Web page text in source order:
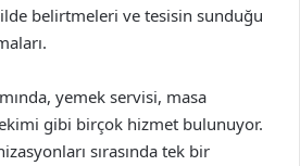
belirtmeleri ve tesisin sunduğu
yemek servisi, masa
gibi birçok hizmet bulunuyor.
sırasında tek bir